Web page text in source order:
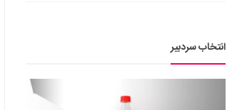
انتخاب سردبیر